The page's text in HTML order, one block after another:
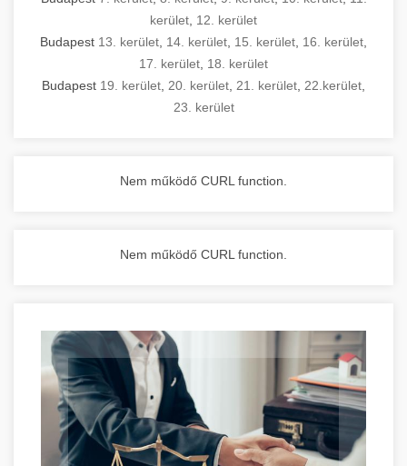
kerület 12. kerület
Budapest 13. kerület 14. kerület 15. kerület 16. kerület
17. kerület 18. kerület
Budapest 19. kerület 20. kerület 21. kerület 22.kerület
23. kerület
Nem működő CURL function.
Nem működő CURL function.